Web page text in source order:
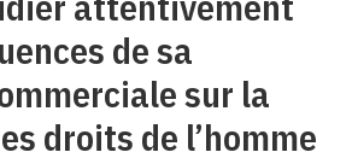
de sa
sur la
droits de l’homme